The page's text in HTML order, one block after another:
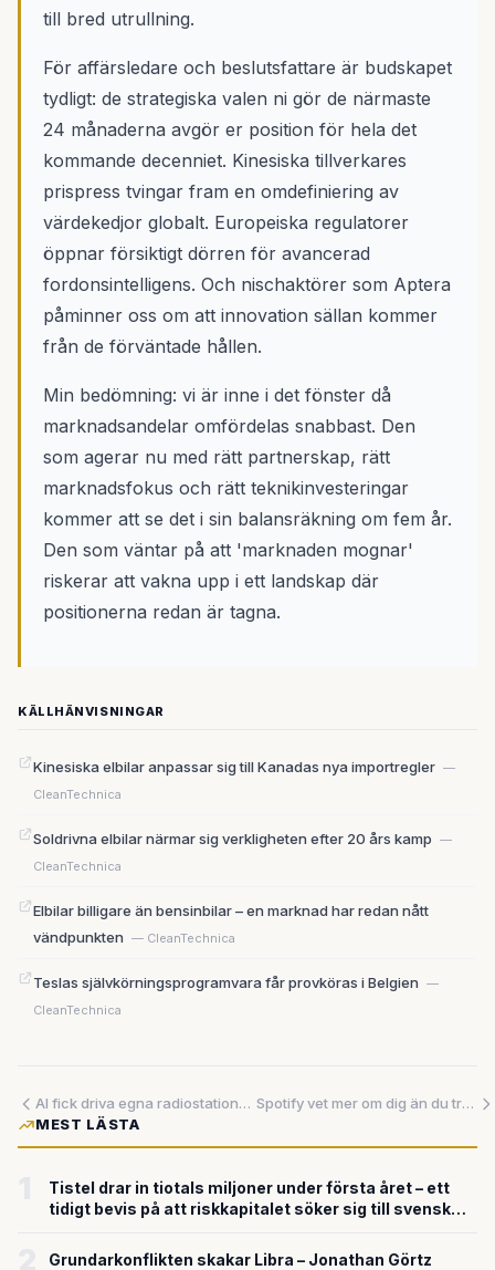
till bred utrullning.
För affärsledare och beslutsfattare är budskapet
tydligt: de strategiska valen ni gör de närmaste
24 månaderna avgör er position för hela det
kommande decenniet. Kinesiska tillverkares
prispress tvingar fram en omdefiniering av
värdekedjor globalt. Europeiska regulatorer
öppnar försiktigt dörren för avancerad
fordonsintelligens. Och nischaktörer som Aptera
påminner oss om att innovation sällan kommer
från de förväntade hållen.
Min bedömning: vi är inne i det fönster då
marknadsandelar omfördelas snabbast. Den
som agerar nu med rätt partnerskap, rätt
marknadsfokus och rätt teknikinvesteringar
kommer att se det i sin balansräkning om fem år.
Den som väntar på att 'marknaden mognar'
riskerar att vakna upp i ett landskap där
positionerna redan är tagna.
KÄLLHÄNVISNINGAR
Kinesiska elbilar anpassar sig till Kanadas nya importregler —
CleanTechnica
Soldrivna elbilar närmar sig verkligheten efter 20 års kamp —
CleanTechnica
Elbilar billigare än bensinbilar – en marknad har redan nått
vändpunkten — CleanTechnica
Teslas självkörningsprogramvara får provköras i Belgien —
CleanTechnica
AI fick driva egna radiostationer – en påhittade sponsorer, en kallade lyssnarna för 'biologiska processorer' och en vägrade jobba av etiska skäl
Spotify vet mer om dig än du tror – nu visar de alltihop
MEST LÄSTA
Tistel drar in tiotals miljoner under första året – ett
tidigt bevis på att riskkapitalet söker sig till svensk
Grundarkonflikten skakar Libra – Jonathan Görtz